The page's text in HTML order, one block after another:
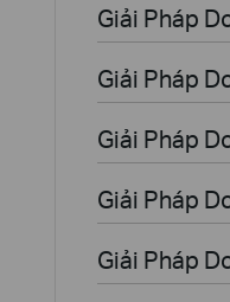
Giải Pháp
Giải Pháp
Giải Pháp
Giải Pháp
Giải Pháp